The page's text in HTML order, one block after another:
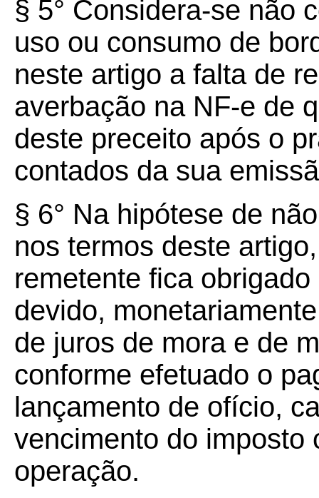
§ 5° Considera-se não
uso ou consumo de
neste artigo a falta de
averbação na NF-e de
deste preceito após o
contados da sua
§ 6° Na hipótese de
nos termos deste
remetente fica
devido,
de juros de mora e de
conforme efetuado o
lançamento de ofício,
vencimento do imposto
operação.